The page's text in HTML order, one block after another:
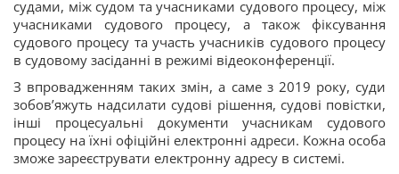
судами, між судом та учасниками судового процесу, між
учасниками судового процесу, а також фіксування
судового процесу та участь учасників судового процесу
в судовому засіданні в режимі відеоконференції.
З впровадженням таких змін, а саме з 2019 року, суди
зобов’яжуть надсилати судові рішення, судові повістки,
інші процесуальні документи учасникам судового
процесу на їхні офіційні електронні адреси. Кожна особа
зможе зареєструвати електронну адресу в системі.